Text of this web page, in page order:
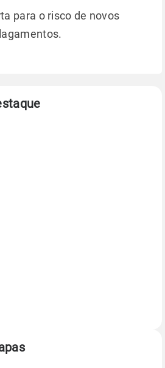
para o risco de novos